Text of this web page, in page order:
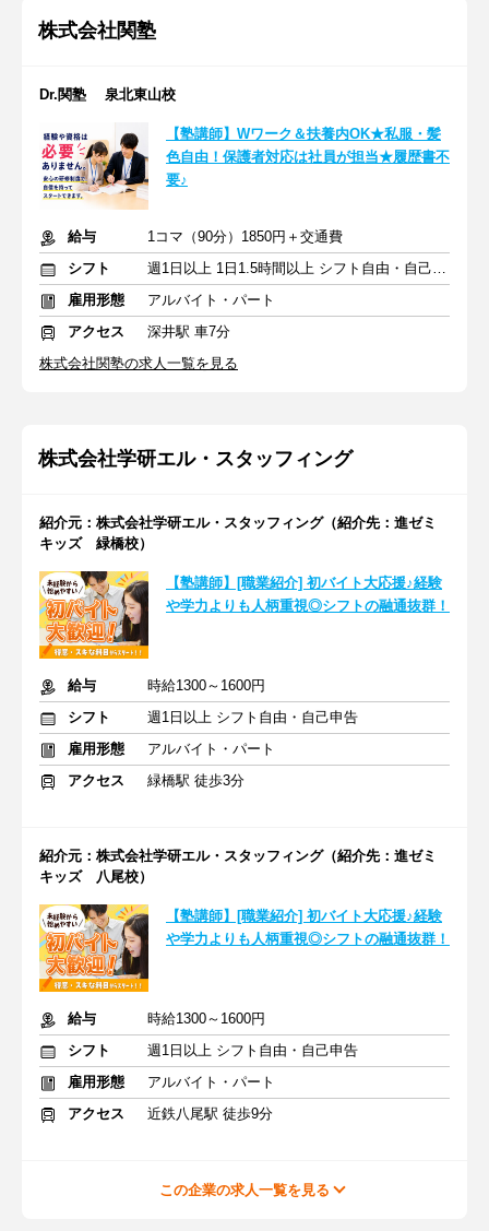
株式会社関塾
Dr.関塾 泉北東山校
【塾講師】Wワーク＆扶養内OK★私服・髪
色自由！保護者対応は社員が担当★履歴書不
要♪
給与
1コマ（90分）1850円＋交通費
シフト
週1日以上 1日1.5時間以上 シフト自由・自己申告
雇用形態
アルバイト・パート
アクセス
深井駅 車7分
株式会社関塾の求人一覧を見る
株式会社学研エル・スタッフィング
紹介元：株式会社学研エル・スタッフィング（紹介先：進ゼミ
キッズ 緑橋校）
【塾講師】[職業紹介] 初バイト大応援♪経験
や学力よりも人柄重視◎シフトの融通抜群！
給与
時給1300～1600円
シフト
週1日以上 シフト自由・自己申告
雇用形態
アルバイト・パート
アクセス
緑橋駅 徒歩3分
紹介元：株式会社学研エル・スタッフィング（紹介先：進ゼミ
キッズ 八尾校）
【塾講師】[職業紹介] 初バイト大応援♪経験
や学力よりも人柄重視◎シフトの融通抜群！
給与
時給1300～1600円
シフト
週1日以上 シフト自由・自己申告
雇用形態
アルバイト・パート
アクセス
近鉄八尾駅 徒歩9分
この企業の求人一覧を見る